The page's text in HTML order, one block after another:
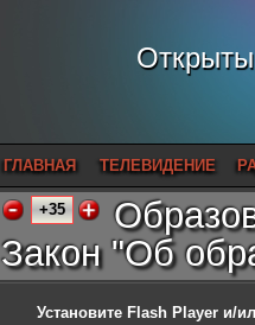
ГЛАВНАЯ ТЕЛЕВИДЕНИЕ
+35
Закон "Об
Установите Flash Player и/